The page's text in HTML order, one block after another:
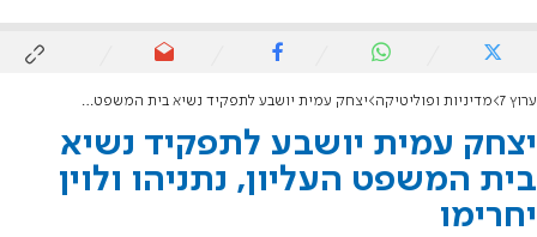
ערוץ 7 מדיניות ופוליטיקה יצחק עמית יושבע לתפקיד נשיא בית המשפט העליון, נתניהו ולוין יחרימו
יצחק עמית יושבע לתפקיד נשיא
בית המשפט העליון, נתניהו ולוין
יחרימו